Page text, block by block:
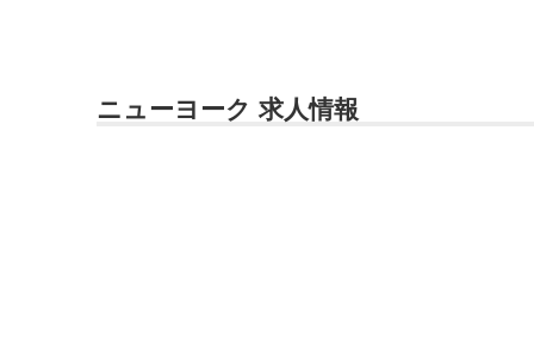
ニューヨーク 求人情報